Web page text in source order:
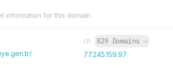
information for this domain.
IP 829 Domains →
77.245.159.97